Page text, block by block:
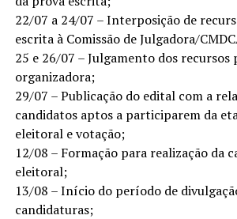
22/07 a 24/07 – Interposição de
escrita à Comissão de Julgadora/
25 e 26/07 – Julgamento dos recursos
organizadora;
29/07 – Publicação do edital com a
candidatos aptos a participarem da
eleitoral e votação;
12/08 – Formação para realização da
eleitoral;
13/08 – Início do período de
candidaturas;